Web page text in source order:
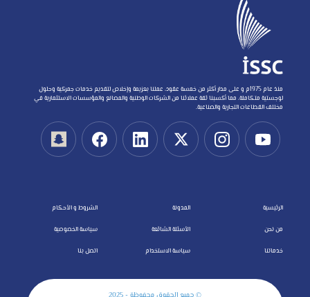
منذ عام 1975م و على مدار أكثر من خمسة عقود، عملنا بعزيمة وإخلاص لتقديم خدمات جمركية وحلول
لوجستية متكاملة، مما أكسبنا ثقة عملائنا من الشركات الوطنية والمصانع والمؤسسات الاستثمارية في
مختلف القطاعات التجارية والصناعية.
الرئيسية
من نحن
خدماتنا
المدونة
الأسئلة الشائعة
سياسة الاستخدام
الشروط و الأحكام
سياسة الخصوصية
اتصل بنا